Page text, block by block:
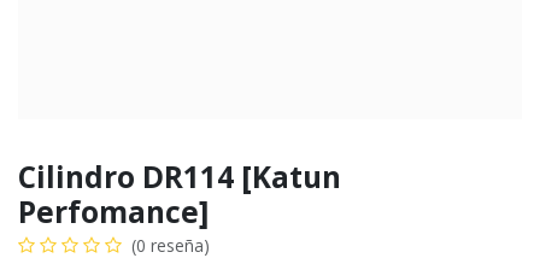
Cilindro DR114 [Katun
Perfomance]
(0 reseña)